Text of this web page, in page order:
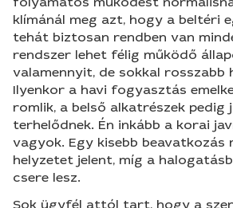
klímánál meg azt, hogy a beltéri
tehát biztosan rendben van
rendszer lehet félig működő
valamennyit, de sokkal rosszabb
Ilyenkor a havi fogyasztás
romlik, a belső alkatrészek pedig
terhelődnek. Én inkább a korai
vagyok. Egy kisebb beavatkozás
helyzetet jelent, míg a
csere lesz.
Sok ügyfél attól tart, hogy a